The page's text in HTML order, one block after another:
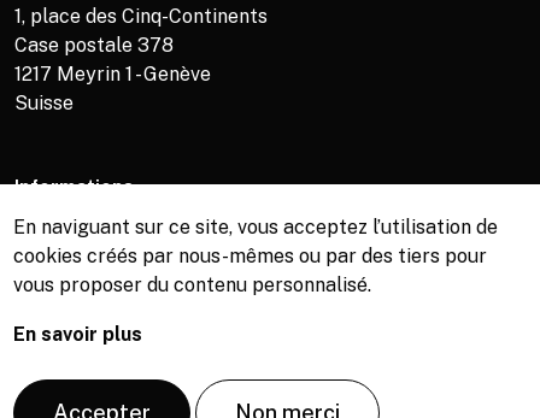
1, place des Cinq-Continents
Case postale 378
1217 Meyrin 1 - Genève
Suisse
Informations
Service de la culture +41 (0)22 989 16 69
Billetterie +41 (0)22 989 34 34
Bibliothèque +41 (0)22 989 34 74
© Copyright, Service de la culture de Meyrin, 2026
En naviguant sur ce site, vous acceptez l’utilisation de
cookies créés par nous-mêmes ou par des tiers pour
vous proposer du contenu personnalisé.
En savoir plus
Accepter Non merci